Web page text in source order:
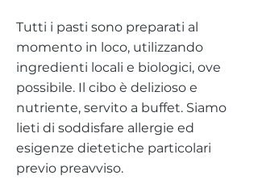
Tutti i pasti sono preparati al
momento in loco, utilizzando
ingredienti locali e biologici, ove
possibile. Il cibo è delizioso e
nutriente, servito a buffet. Siamo
lieti di soddisfare allergie ed
esigenze dietetiche particolari
previo preavviso.